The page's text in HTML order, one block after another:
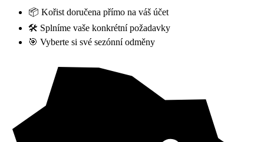
📦 Kořist doručena přímo na váš účet
🛠️ Splníme vaše konkrétní požadavky
🎯 Vyberte si své sezónní odměny